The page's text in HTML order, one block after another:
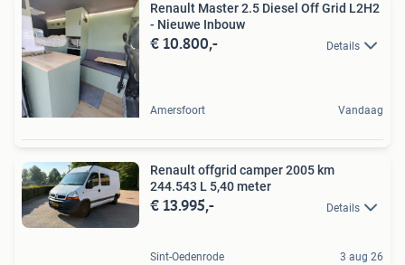
Renault Master 2.5 Diesel Off Grid L2H2
- Nieuwe Inbouw
€ 10.800,- Details
Amersfoort Vandaag
Renault offgrid camper 2005 km
244.543 L 5,40 meter
€ 13.995,- Details
Sint-Oedenrode 3 aug 26